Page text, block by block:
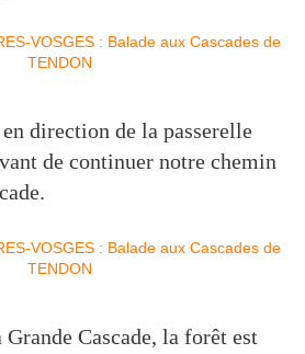
direction de la passerelle
de continuer notre chemin
Cascade, la forêt est